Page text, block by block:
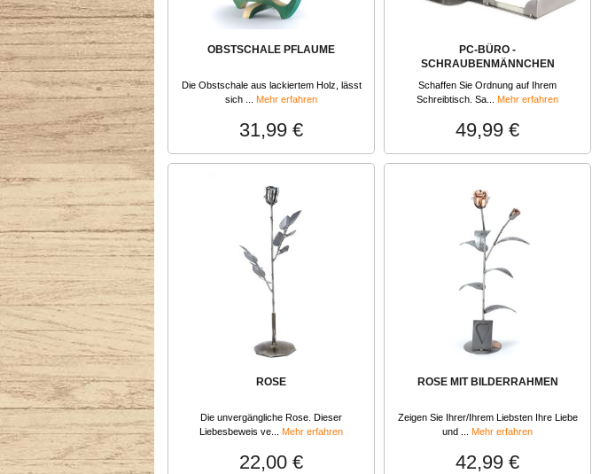
OBSTSCHALE PFLAUME
Die Obstschale aus lackiertem Holz, lässt
sich ... Mehr erfahren
31,99 €
PC-BÜRO -
SCHRAUBENMÄNNCHEN
Schaffen Sie Ordnung auf Ihrem
Schreibtisch. Sa... Mehr erfahren
49,99 €
ROSE
Die unvergängliche Rose. Dieser
Liebesbeweis ve... Mehr erfahren
22,00 €
ROSE MIT BILDERRAHMEN
Zeigen Sie Ihrer/Ihrem Liebsten Ihre Liebe
und ... Mehr erfahren
42,99 €